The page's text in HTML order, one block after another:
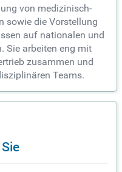
von medizinisch-
sowie die Vorstellung
auf nationalen und
Sie arbeiten eng mit
zusammen und
Teams.